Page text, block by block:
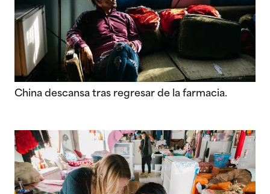
China descansa tras regresar de la farmacia.